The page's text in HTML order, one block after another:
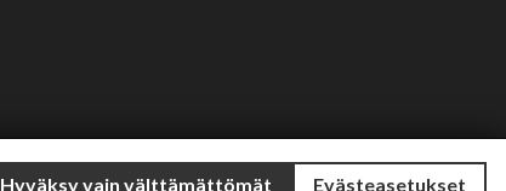
Hyväksy vain välttämättömät Evästeasetukset